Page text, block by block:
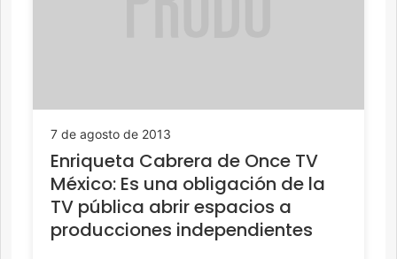
7 de agosto de 2013
Enriqueta Cabrera de Once TV
México: Es una obligación de la
TV pública abrir espacios a
producciones independientes